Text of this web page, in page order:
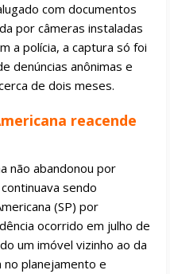
com documentos
por câmeras instaladas
a polícia, a captura só foi
denúncias anônimas e
de dois meses.
reacende
não abandonou por
sendo
(SP) por
ocorrido em julho de
um imóvel vizinho ao da
no planejamento e